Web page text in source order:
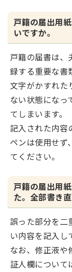
戸籍の届出用
いですか。
戸籍の届書は、
録する重要な書
文字がかすれた
ない状態になっ
てしまいます。
記入された内容
ペンは使用せず
てください。
戸籍の届出用
た。全部書き
誤った部分を二
い内容を記入し
なお、修正液や
証人欄について